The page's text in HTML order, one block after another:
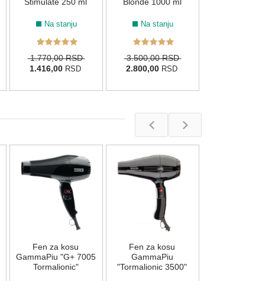
Na stanju
1.770,00 RSD
1.416,00 RSD
Na stanju
3.500,00 RSD
2.800,00 RSD
Fen za kosu
GammaPiu "G+ 7005
Tormalionic"
Fen za kosu
GammaPiu
"Tormalionic 3500"